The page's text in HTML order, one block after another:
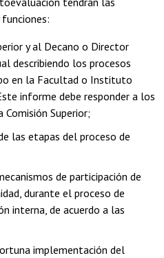
y al Decano o Director
describiendo los procesos
en la Facultad o Instituto
informe debe responder a los
Superior;
las etapas del proceso de
de participación de
durante el proceso de
interna, de acuerdo a las
implementación del